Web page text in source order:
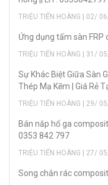
TRIỆU TIẾN HOÀNG | 02/
Ứng dụng tấm sàn FRP
TRIỆU TIẾN HOÀNG | 31/
Sự Khác Biệt Giữa Sàn
Thép Mạ Kẽm | Giá Rẻ
TRIỆU TIẾN HOÀNG | 29/
Bán nắp hố ga
0353 842 797
TRIỆU TIẾN HOÀNG | 27/
Song chắn rác